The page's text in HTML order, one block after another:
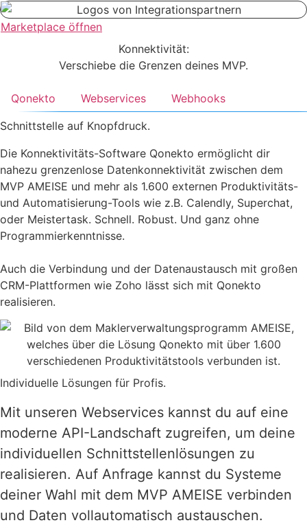
Marketplace öffnen
Konnektivität:
Verschiebe die Grenzen deines MVP.
Qonekto Webservices
Webhooks
Schnittstelle auf Knopfdruck.
Die Konnektivitäts-Software Qonekto ermöglicht dir
nahezu grenzenlose Datenkonnektivität zwischen dem
MVP AMEISE und mehr als 1.600 externen Produktivitäts-
und Automatisierung-Tools wie z.B. Calendly, Superchat,
oder Meistertask. Schnell. Robust. Und ganz ohne
Programmierkenntnisse.
Auch die Verbindung und der Datenaustausch mit großen
CRM-Plattformen wie Zoho lässt sich mit Qonekto
realisieren.
Individuelle Lösungen für Profis.
Mit unseren Webservices kannst du auf eine
moderne API-Landschaft zugreifen, um deine
individuellen Schnittstellenlösungen zu
realisieren. Auf Anfrage kannst du Systeme
deiner Wahl mit dem MVP AMEISE verbinden
und Daten vollautomatisch austauschen.